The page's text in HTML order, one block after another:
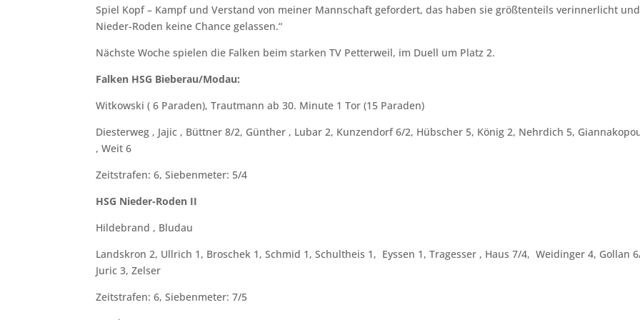
Spiel Kopf – Kampf und Verstand von meiner Mannschaft gefordert, das haben sie größtenteils verinnerlicht und
Nieder-Roden keine Chance gelassen.“
Nächste Woche spielen die Falken beim starken TV Petterweil, im Duell um Platz 2.
Falken HSG Bieberau/Modau:
Witkowski ( 6 Paraden), Trautmann ab 30. Minute 1 Tor (15 Paraden)
Diesterweg , Jajic , Büttner 8/2, Günther , Lubar 2, Kunzendorf 6/2, Hübscher 5, König 2, Nehrdich 5,
, Weit 6
Zeitstrafen: 6, Siebenmeter: 5/4
HSG Nieder-Roden II
Hildebrand , Bludau
Landskron 2, Ullrich 1, Broschek 1, Schmid 1, Schultheis 1, Eyssen 1, Tragesser , Haus 7/4, Weidinger 4, Gollan
Juric 3, Zelser
Zeitstrafen: 6, Siebenmeter: 7/5